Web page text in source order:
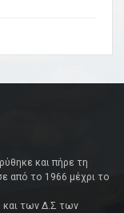
και πήρε τη
από το 1966 μέχρι το
και των Δ.Σ των